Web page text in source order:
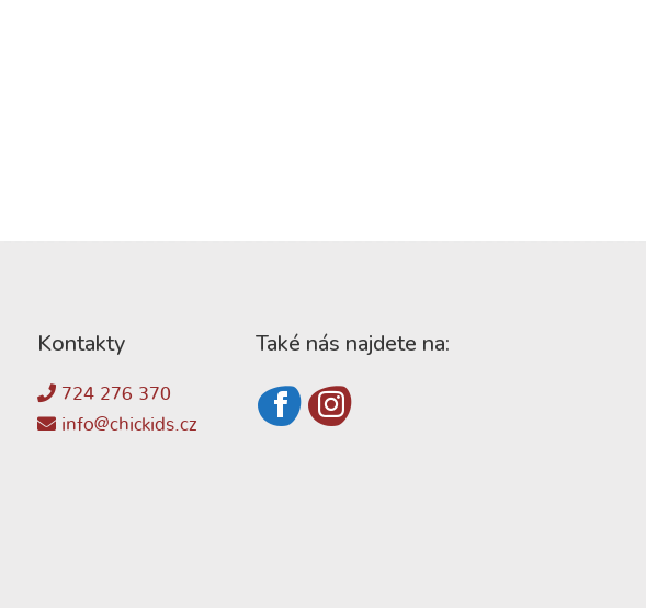
Kontakty
724 276 370
info@chickids.cz
Také nás najdete na: